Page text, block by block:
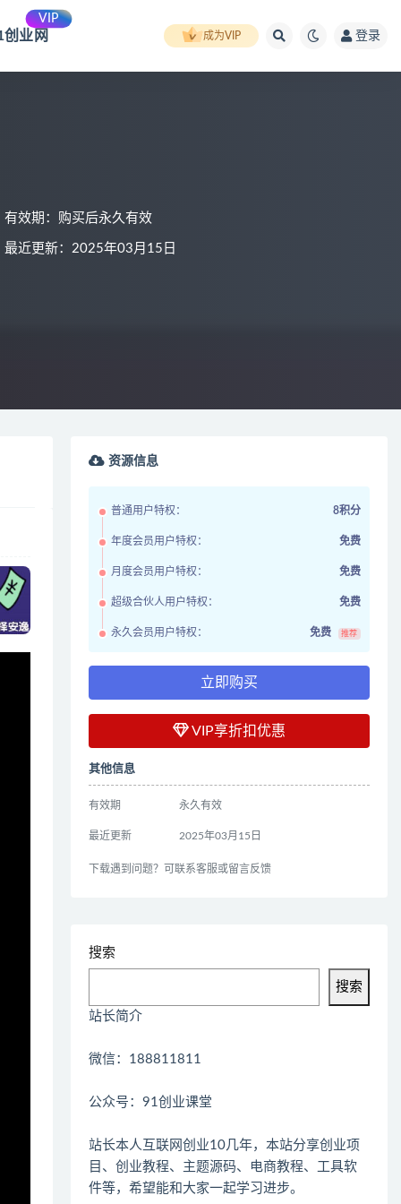
创业网
VIP
成为VIP 登录
有效期：购买后永久有效
最近更新：2025年03月15日
资源信息
普通用户特权： 8积分
年度会员用户特权： 免费
月度会员用户特权： 免费
超级合伙人用户特权： 免费
永久会员用户特权： 免费 推荐
立即购买
VIP享折扣优惠
其他信息
有效期 永久有效
最近更新 2025年03月15日
下载遇到问题？可联系客服或留言反馈
搜索
搜索
站长简介
微信：188811811
公众号：91创业课堂
站长本人互联网创业10几年，本站分享创业项
目、创业教程、主题源码、电商教程、工具软
件等，希望能和大家一起学习进步。